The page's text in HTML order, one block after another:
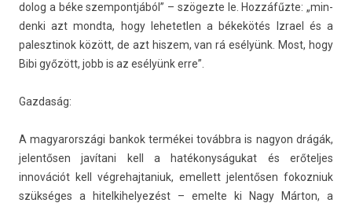
dolog a béke szem­pontjából” – szögezte le. Hozzáfűzte: „min­
denki azt mondta, hogy lehetetl­en a békekötés Iz­rael és a
palesztinok között, de azt his­zem, van rá esélyünk. Most, hogy
Bibi győzött, jobb is az esélyünk erre”.
Gaz­daság:
A magyarországi ban­kok termékei továbbra is nagyon drágák,
jelen­tős­en javítani kell a hatékonyságukat és erőtel­jes
innovációt kell vég­rehaj­taniuk, em­el­lett jelen­tős­en fokoz­niuk
szükséges a hitel­kihelyezést – em­el­te ki Nagy Márton, a